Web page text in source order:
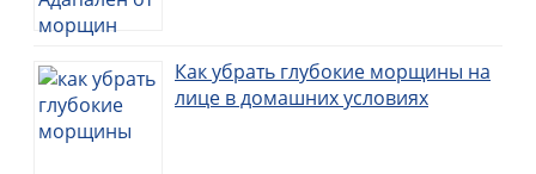
Как убрать глубокие морщины на
лице в домашних условиях